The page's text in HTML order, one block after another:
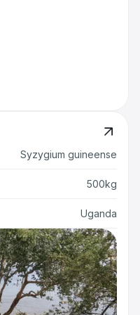
Syzygium guineense
500kg
Uganda